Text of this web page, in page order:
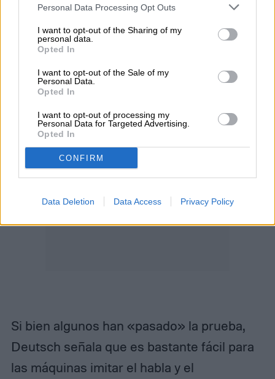
Personal Data Processing Opt Outs
I want to opt-out of the Sharing of my
personal data.
Opted In
I want to opt-out of the Sale of my
Personal Data.
Opted In
I want to opt-out of processing my
Personal Data for Targeted Advertising.
Opted In
CONFIRM
Data Deletion Data Access Privacy Policy
Si bien algunos han «pasado» la prueba,
Deutsch señala que es bastante fácil para
las máquinas imitar el habla y el